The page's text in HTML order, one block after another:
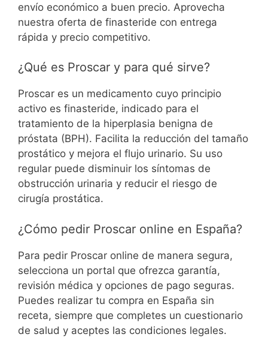
envío económico a buen precio. Aprovecha
nuestra oferta de finasteride con entrega
rápida y precio competitivo.
¿Qué es Proscar y para qué sirve?
Proscar es un medicamento cuyo principio
activo es finasteride, indicado para el
tratamiento de la hiperplasia benigna de
próstata (BPH). Facilita la reducción del tamaño
prostático y mejora el flujo urinario. Su uso
regular puede disminuir los síntomas de
obstrucción urinaria y reducir el riesgo de
cirugía prostática.
¿Cómo pedir Proscar online en España?
Para pedir Proscar online de manera segura,
selecciona un portal que ofrezca garantía,
revisión médica y opciones de pago seguras.
Puedes realizar tu compra en España sin
receta, siempre que completes un cuestionario
de salud y aceptes las condiciones legales.